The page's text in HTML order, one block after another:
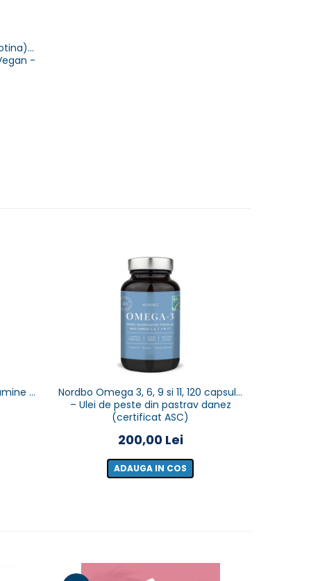
-
&
Nordbo Omega 3, 6, 9 si 11, 120 capsule
– Ulei de peste din pastrav danez
(certificat ASC)
200,00 Lei
ADAUGA IN COS